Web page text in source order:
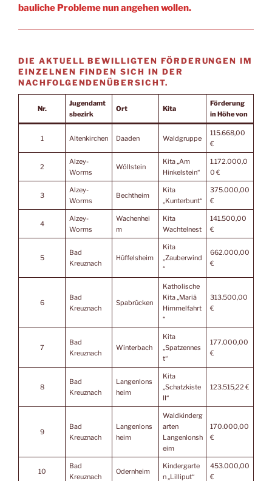
bauliche Probleme nun angehen wollen.
DIE AKTUELL BEWILLIGTEN FÖRDERUNGEN IM
EINZELNEN FINDEN SICH IN DER
NACHFOLGENDENÜBERSICHT.
Nr.
Jugendamt
sbezirk
Ort Kita
Förderung
in Höhe von
1 Altenkirchen Daaden Waldgruppe
115.668,00
€
2
Alzey-
Worms
Wöllstein
Kita „Am
Hinkelstein“
1.172.000,0
0 €
3
Alzey-
Worms
Bechtheim
Kita
„Kunterbunt“
375.000,00
€
4
Alzey-
Worms
Wachenhei
m
Kita
Wachtelnest
141.500,00
€
5
Bad
Kreuznach
Hüffelsheim
Kita
„Zauberwind
“
662.000,00
€
6
Bad
Kreuznach
Spabrücken
Katholische
Kita „Mariä
Himmelfahrt
“
313.500,00
€
7
Bad
Kreuznach
Winterbach
Kita
„Spatzennes
t“
177.000,00
€
8
Bad
Kreuznach
Langenlons
heim
Kita
„Schatzkiste
II“
123.515,22 €
9
Bad
Kreuznach
Langenlons
heim
Waldkinderg
arten
Langenlonsh
eim
170.000,00
€
10
Bad
Kreuznach
Odernheim
Kindergarte
n „Lilliput“
453.000,00
€